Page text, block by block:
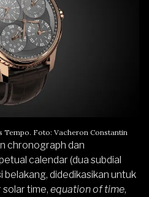
Tempo. Foto: Vacheron Constantin
chronograph dan
calendar (dua subdial
belakang, didedikasikan untuk
time, equation of time,